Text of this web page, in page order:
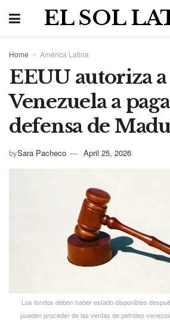
EL SOL
Home América Latina
EEUU autoriza a
Venezuela a
defensa de
bySara Pacheco April 25, 2026
Los fondos deben haber estado disponibles
pueden proceder de las ventas de petróleo